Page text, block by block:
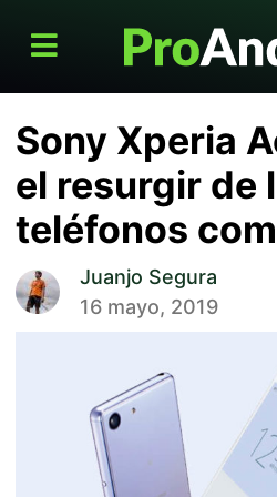
Sony Xperia
el resurgir de
teléfonos
Juanjo Segura
16 mayo, 2019